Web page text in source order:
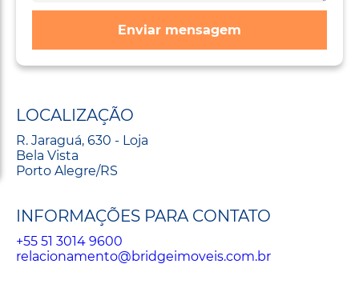
Enviar mensagem
LOCALIZAÇÃO
R. Jaraguá, 630 - Loja
Bela Vista
Porto Alegre/RS
INFORMAÇÕES PARA CONTATO
+55 51 3014 9600
relacionamento@bridgeimoveis.com.br